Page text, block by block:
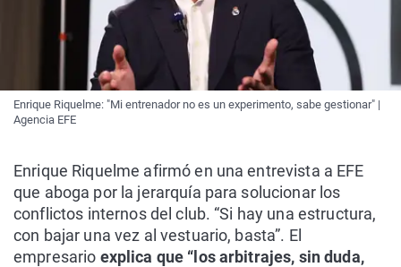
Enrique Riquelme: "Mi entrenador no es un experimento, sabe gestionar" |
Agencia EFE
Enrique Riquelme afirmó en una entrevista a EFE
que aboga por la jerarquía para solucionar los
conflictos internos del club. “Si hay una estructura,
con bajar una vez al vestuario, basta”. El
empresario explica que “los arbitrajes, sin duda,